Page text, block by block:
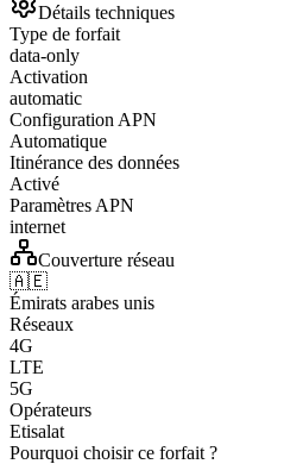
Détails techniques
Type de forfait
data-only
Activation
automatic
Configuration APN
Automatique
Itinérance des données
Activé
Paramètres APN
internet
Couverture réseau
🇦🇪
Émirats arabes unis
Réseaux
4G
LTE
5G
Opérateurs
Etisalat
Pourquoi choisir ce forfait ?